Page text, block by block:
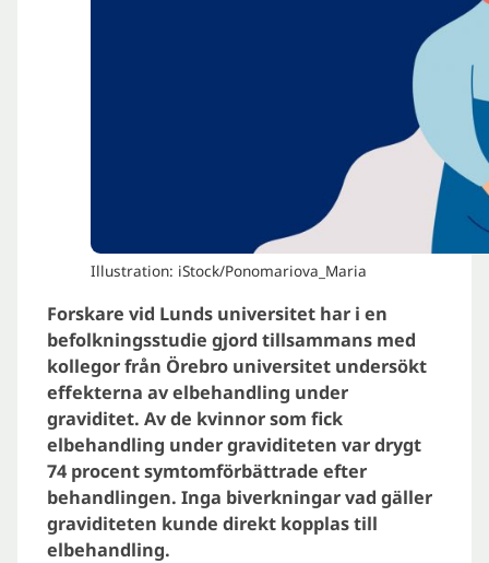
Illustration: iStock/Ponomariova_Maria
Forskare vid Lunds universitet har i en
befolkningsstudie gjord tillsammans med
kollegor från Örebro universitet undersökt
effekterna av elbehandling under
graviditet. Av de kvinnor som fick
elbehandling under graviditeten var drygt
74 procent symtomförbättrade efter
behandlingen. Inga biverkningar vad gäller
graviditeten kunde direkt kopplas till
elbehandling.